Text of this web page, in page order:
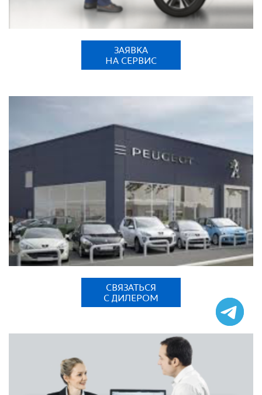
ЗАЯВКА
НА СЕРВИС
СВЯЗАТЬСЯ
С ДИЛЕРОМ